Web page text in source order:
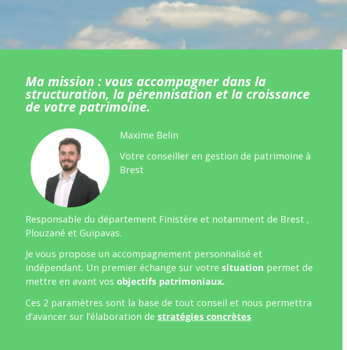
Ma mission : vous accompagner dans la
structuration, la pérennisation et la croissance
de votre patrimoine.
Maxime Belin
Votre conseiller en gestion de patrimoine à
Brest
Responsable du département Finistère et notamment de Brest ,
Plouzané et Guipavas.
Je vous propose un accompagnement personnalisé et
indépendant. Un premier échange sur votre situation permet de
mettre en avant vos objectifs patrimoniaux.
Ces 2 paramètres sont la base de tout conseil et nous permettra
d’avancer sur l’élaboration de stratégies concrètes